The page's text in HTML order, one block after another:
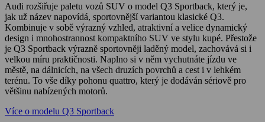
Audi rozšiřuje paletu vozů SUV o model Q3 Sportback, který je,
jak už název napovídá, sportovnější variantou klasické Q3.
Kombinuje v sobě výrazný vzhled, atraktivní a velice dynamický
design i mnohostrannost kompaktního SUV ve stylu kupé. Přestože
je Q3 Sportback výrazně sportovněji laděný model, zachovává si i
velkou míru praktičnosti. Naplno si v něm vychutnáte jízdu ve
městě, na dálnicích, na všech druzích povrchů a cest i v lehkém
terénu. To vše díky pohonu quattro, který je dodáván sériově pro
většinu nabízených motorů.
Více o modelu Q3 Sportback